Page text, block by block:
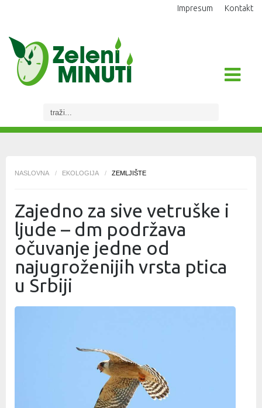
Impresum Kontakt
NASLOVNA / EKOLOGIJA / ZEMLJIŠTE
Zajedno za sive vetruške i
ljude – dm podržava
očuvanje jedne od
najugroženijih vrsta ptica
u Srbiji